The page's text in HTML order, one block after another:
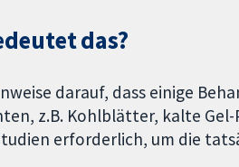
das?
darauf, dass einige
z.B. Kohlblätter, kalte Gel-
erforderlich, um die